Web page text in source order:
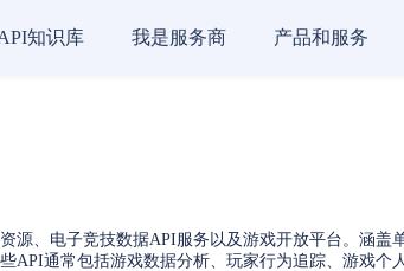
知识库 我是服务商 产品和服务
源、电子竞技数据API服务以及游戏开放平台。涵
通常包括游戏数据分析、玩家行为追踪、游戏个